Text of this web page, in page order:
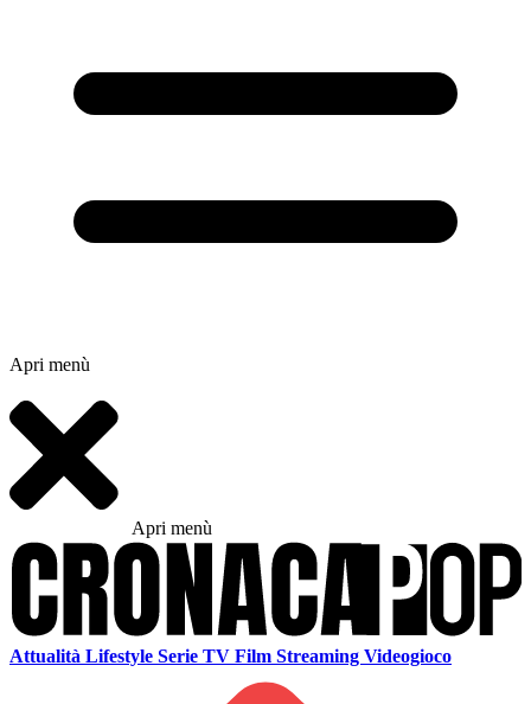
Apri menù
Apri menù
Attualità Lifestyle Serie TV Film Streaming Videogioco